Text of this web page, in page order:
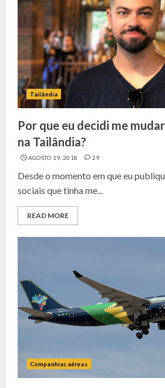
Tailândia
Por que eu decidi me
na Tailândia?
AGOSTO 19, 2018 29
Desde o momento em que eu
sociais que tinha me...
READ MORE
Companhias aéreas